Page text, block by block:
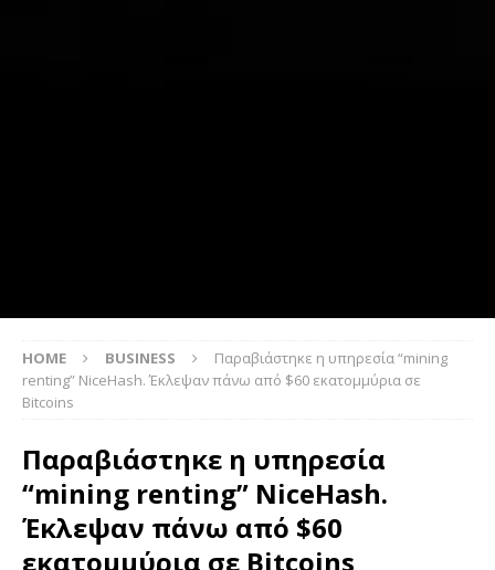
HOME BUSINESS
Παραβιάστηκε η υπηρεσία “mining
renting” NiceHash. Έκλεψαν πάνω από $60 εκατομμύρια σε
Bitcoins
Παραβιάστηκε η υπηρεσία
“mining renting” NiceHash.
Έκλεψαν πάνω από $60
εκατομμύρια σε Bitcoins